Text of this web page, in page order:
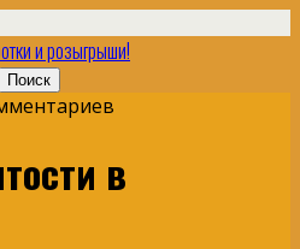
и розыгрыши!
в